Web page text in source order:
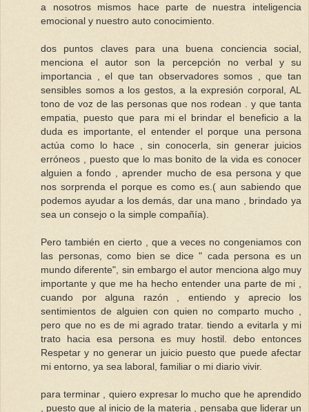
a nosotros mismos hace parte de nuestra inteligencia
emocional y nuestro auto conocimiento.
dos puntos claves para una buena conciencia social,
menciona el autor son la percepción no verbal y su
importancia , el que tan observadores somos , que tan
sensibles somos a los gestos, a la expresión corporal, AL
tono de voz de las personas que nos rodean . y que tanta
empatia, puesto que para mi el brindar el beneficio a la
duda es importante, el entender el porque una persona
actúa como lo hace , sin conocerla, sin generar juicios
erróneos , puesto que lo mas bonito de la vida es conocer
alguien a fondo , aprender mucho de esa persona y que
nos sorprenda el porque es como es.( aun sabiendo que
podemos ayudar a los demás, dar una mano , brindado ya
sea un consejo o la simple compañía).
Pero también en cierto , que a veces no congeniamos con
las personas, como bien se dice " cada persona es un
mundo diferente", sin embargo el autor menciona algo muy
importante y que me ha hecho entender una parte de mi ,
cuando por alguna razón , entiendo y aprecio los
sentimientos de alguien con quien no comparto mucho ,
pero que no es de mi agrado tratar. tiendo a evitarla y mi
trato hacia esa persona es muy hostil. debo entonces
Respetar y no generar un juicio puesto que puede afectar
mi entorno, ya sea laboral, familiar o mi diario vivir.
para terminar , quiero expresar lo mucho que he aprendido
, puesto que al inicio de la materia , pensaba que liderar un